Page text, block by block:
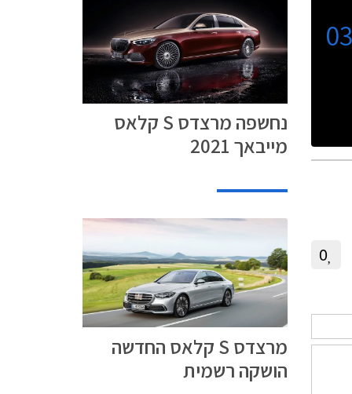
0
נחשפה מרצדס S קלאס
מייבאך 2021
מרצדס S קלאס החדשה
הושקה רשמית